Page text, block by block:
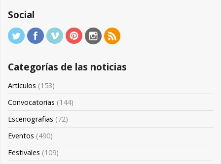
Social
Categorías de las noticias
Artículos (153)
Convocatorias (144)
Escenografias (72)
Eventos (490)
Festivales (109)